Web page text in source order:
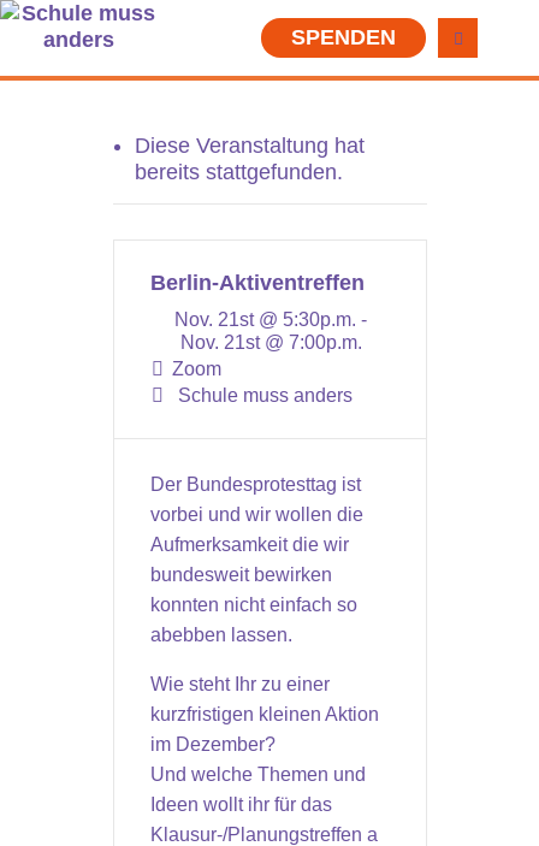
SPENDEN
Diese Veranstaltung hat
bereits stattgefunden.
Berlin-Aktiventreffen
Nov. 21st @ 5:30p.m. -
Nov. 21st @ 7:00p.m.
Zoom
Schule muss anders
Der Bundesprotesttag ist
vorbei und wir wollen die
Aufmerksamkeit die wir
bundesweit bewirken
konnten nicht einfach so
abebben lassen.
Wie steht Ihr zu einer
kurzfristigen kleinen Aktion
im Dezember?
Und welche Themen und
Ideen wollt ihr für das
Klausur-/Planungstreffen a